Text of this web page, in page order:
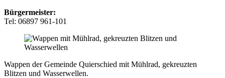
Bürgermeister:
Tel: 06897 961-101
Wappen der Gemeinde Quierschied mit Mühlrad, gekreuzten
Blitzen und Wasserwellen.